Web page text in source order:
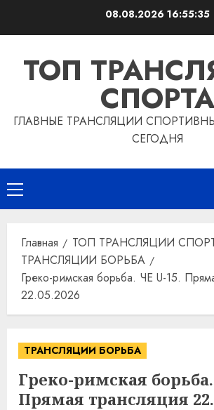
08.08.2026 16:55:36
ТОП
СПОРТА
ГЛАВНЫЕ ТРАНСЛЯЦИИ
СЕГОДНЯ
Основное
меню
Главная
ТОП ТРАНСЛЯЦИИ
ТРАНСЛЯЦИИ БОРЬБА
Греко-римская борьба. ЧЕ U-15.
22.05.2026
ТРАНСЛЯЦИИ БОРЬБА
Греко-римская
Прямая трансляция